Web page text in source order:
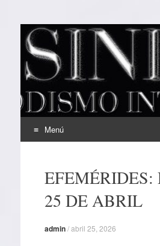
EL SINDICAL
Periodismo Inteligente
Menú
contenido
25 DE ABRIL
admin/abril 25, 2026